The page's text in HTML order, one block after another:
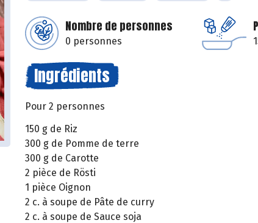
Nombre de personnes
0 personnes
Ingrédients
Pour 2 personnes
150 g de Riz
300 g de Pomme de terre
300 g de Carotte
2 pièce de Rösti
1 pièce Oignon
2 c. à soupe de Pâte de curry
2 c. à soupe de Sauce soja